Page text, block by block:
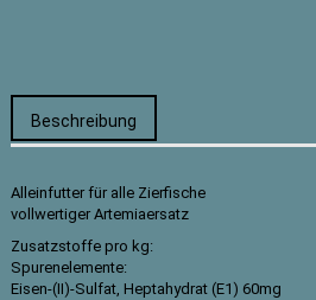
Beschreibung
Alleinfutter für alle Zierfische
vollwertiger Artemiaersatz
Zusatzstoffe pro kg:
Spurenelemente:
Eisen-(II)-Sulfat, Heptahydrat (E1) 60mg